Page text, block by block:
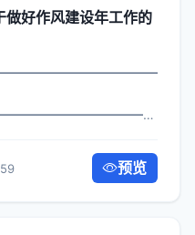
做好作风建设年工作的
总书记...
预览